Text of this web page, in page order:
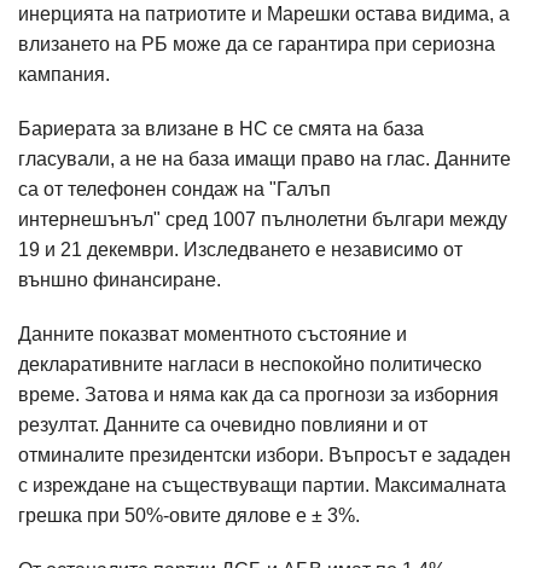
инерцията на патриотите и Марешки остава видима, а
влизането на РБ може да се гарантира при сериозна
кампания.
Бариерата за влизане в НС се смята на база
гласували, а не на база имащи право на глас. Данните
са от телефонен сондаж на "Галъп
интернешънъл" сред 1007 пълнолетни българи между
19 и 21 декември. Изследването е независимо от
външно финансиране.
Данните показват моментното състояние и
декларативните нагласи в неспокойно политическо
време. Затова и няма как да са прогнози за изборния
резултат. Данните са очевидно повлияни и от
отминалите президентски избори. Въпросът е зададен
с изреждане на съществуващи партии. Максималната
грешка при 50%-овите дялове е ± 3%.